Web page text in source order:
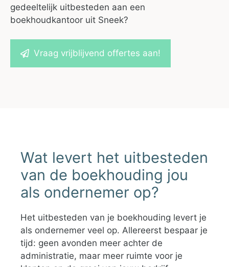
gedeeltelijk uitbesteden aan een
boekhoudkantoor uit Sneek?
Vraag vrijblijvend offertes aan!
Wat levert het uitbesteden
van de boekhouding jou
als ondernemer op?
Het uitbesteden van je boekhouding levert je
als ondernemer veel op. Allereerst bespaar je
tijd: geen avonden meer achter de
administratie, maar meer ruimte voor je